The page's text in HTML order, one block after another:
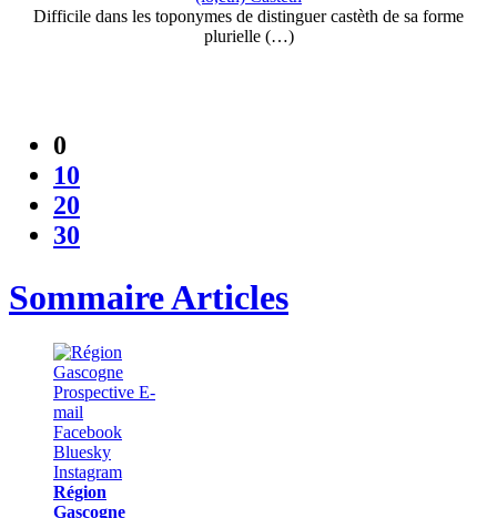
Difficile dans les toponymes de distinguer castèth de sa forme
plurielle (…)
0
10
20
30
Sommaire Articles
Région
Gascogne